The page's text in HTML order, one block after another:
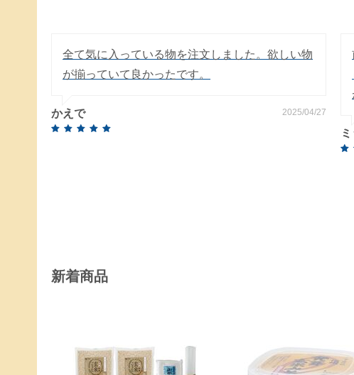
全て気に入っている物を注文しました。欲しい物
が揃っていて良かったです。
かえで 2025/04/27
新着商品